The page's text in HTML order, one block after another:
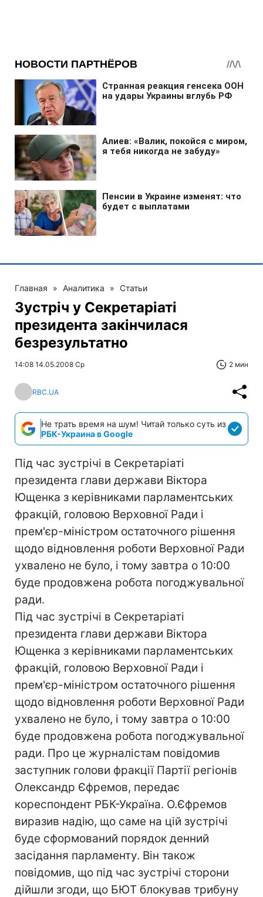
Главная » Аналитика » Статьи
Зустріч у Секретаріаті
президента закінчилася
безрезультатно
14:08 14.05.2008 Ср 2 мин
RBC.UA
Не трать время на шум! Читай только суть из
РБК-Украина в Google
Під час зустрічі в Секретаріаті
президента глави держави Віктора
Ющенка з керівниками парламентських
фракцій, головою Верховної Ради і
прем'єр-міністром остаточного рішення
щодо відновлення роботи Верховної Ради
ухвалено не було, і тому завтра о 10:00
буде продовжена робота погоджувальної
ради.
Під час зустрічі в Секретаріаті
президента глави держави Віктора
Ющенка з керівниками парламентських
фракцій, головою Верховної Ради і
прем'єр-міністром остаточного рішення
щодо відновлення роботи Верховної Ради
ухвалено не було, і тому завтра о 10:00
буде продовжена робота погоджувальної
ради. Про це журналістам повідомив
заступник голови фракції Партії регіонів
Олександр Єфремов, передає
кореспондент РБК-Україна. О.Єфремов
виразив надію, що саме на цій зустрічі
буде сформований порядок денний
засідання парламенту. Він також
повідомив, що під час зустрічі сторони
дійшли згоди, що БЮТ блокував трибуну